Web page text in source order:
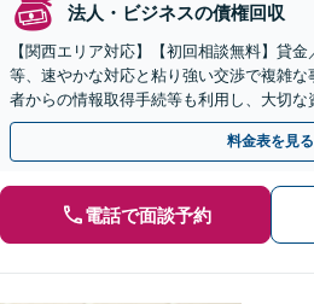
法人・ビジネスの債権回収
【関西エリア対応】【初回相談無料】貸
等、速やかな対応と粘り強い交渉で複雑
者からの情報取得手続等も利用し、大切
よう尽力します【フリーランス・個人事業
料金表を見る
電話で面談予約